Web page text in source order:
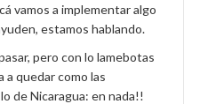
vamos a implementar algo
estamos hablando.
pero con lo lamebotas
a quedar como las
de Nicaragua: en nada!!